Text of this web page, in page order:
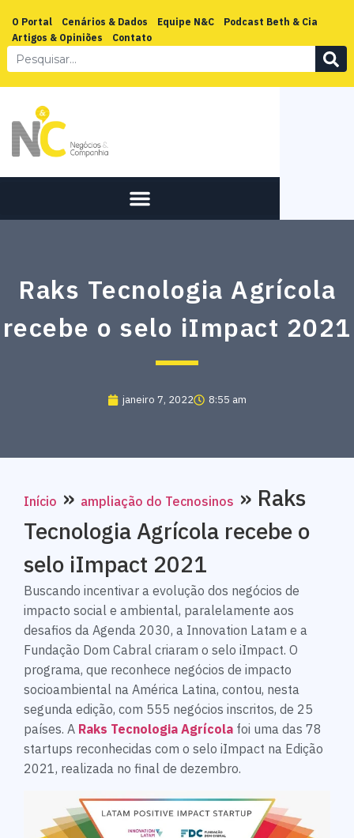
O Portal Cenários & Dados Equipe N&C
Podcast Beth & Cia
Artigos & Opiniões
Contato
Raks Tecnologia Agrícola
recebe o selo iImpact 2021
janeiro 7, 2022 8:55 am
Início » ampliação do Tecnosinos » Raks
Tecnologia Agrícola recebe o
selo iImpact 2021
Buscando incentivar a evolução dos negócios de
impacto social e ambiental, paralelamente aos
desafios da Agenda 2030, a Innovation Latam e a
Fundação Dom Cabral criaram o selo iImpact. O
programa, que reconhece negócios de impacto
socioambiental na América Latina, contou, nesta
segunda edição, com 555 negócios inscritos, de 25
países. A Raks Tecnologia Agrícola foi uma das 78
startups reconhecidas com o selo iImpact na Edição
2021, realizada no final de dezembro.